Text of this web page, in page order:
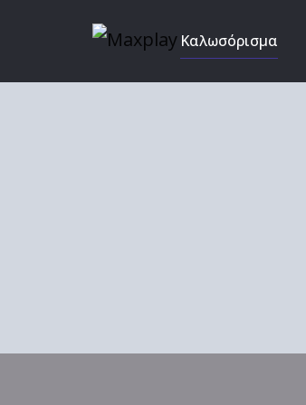
Καλωσόρισμα